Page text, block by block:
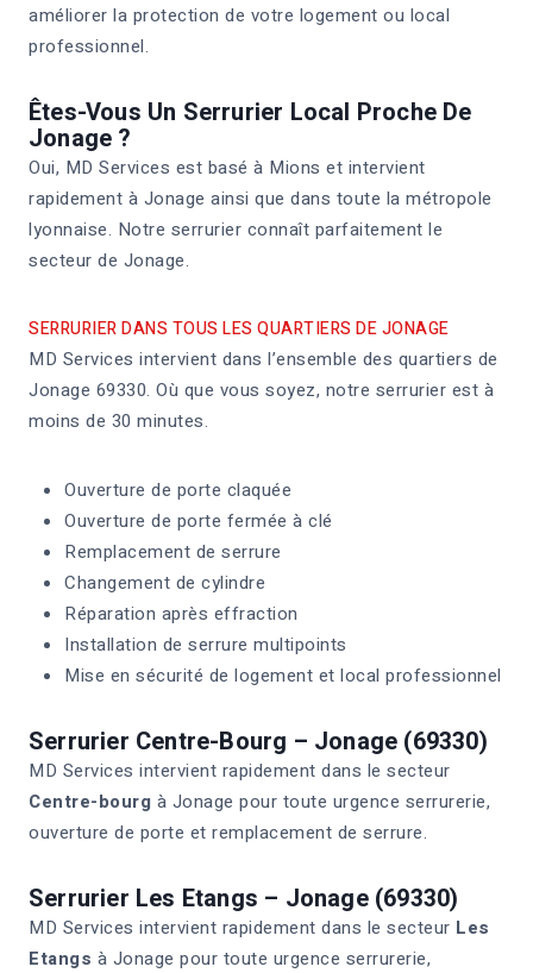
améliorer la protection de votre logement ou local
professionnel.
Êtes-Vous Un Serrurier Local Proche De
Jonage ?
Oui, MD Services est basé à Mions et intervient
rapidement à Jonage ainsi que dans toute la métropole
lyonnaise. Notre serrurier connaît parfaitement le
secteur de Jonage.
SERRURIER DANS TOUS LES QUARTIERS DE JONAGE
MD Services intervient dans l’ensemble des quartiers de
Jonage 69330. Où que vous soyez, notre serrurier est à
moins de 30 minutes.
Ouverture de porte claquée
Ouverture de porte fermée à clé
Remplacement de serrure
Changement de cylindre
Réparation après effraction
Installation de serrure multipoints
Mise en sécurité de logement et local professionnel
Serrurier Centre-Bourg – Jonage (69330)
MD Services intervient rapidement dans le secteur
Centre-bourg à Jonage pour toute urgence serrurerie,
ouverture de porte et remplacement de serrure.
Serrurier Les Etangs – Jonage (69330)
MD Services intervient rapidement dans le secteur Les
Etangs à Jonage pour toute urgence serrurerie,